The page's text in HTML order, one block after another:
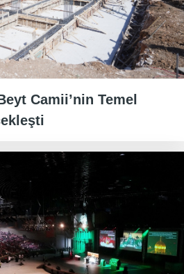
Camii’nin Temel